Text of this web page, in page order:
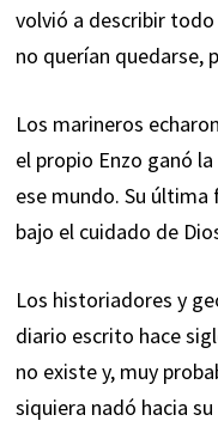
volvió a describir
no querían quedarse,
Los marineros
el propio Enzo ganó
ese mundo. Su última
bajo el cuidado de
Los historiadores y
diario escrito hace
no existe y, muy
siquiera nadó hacia